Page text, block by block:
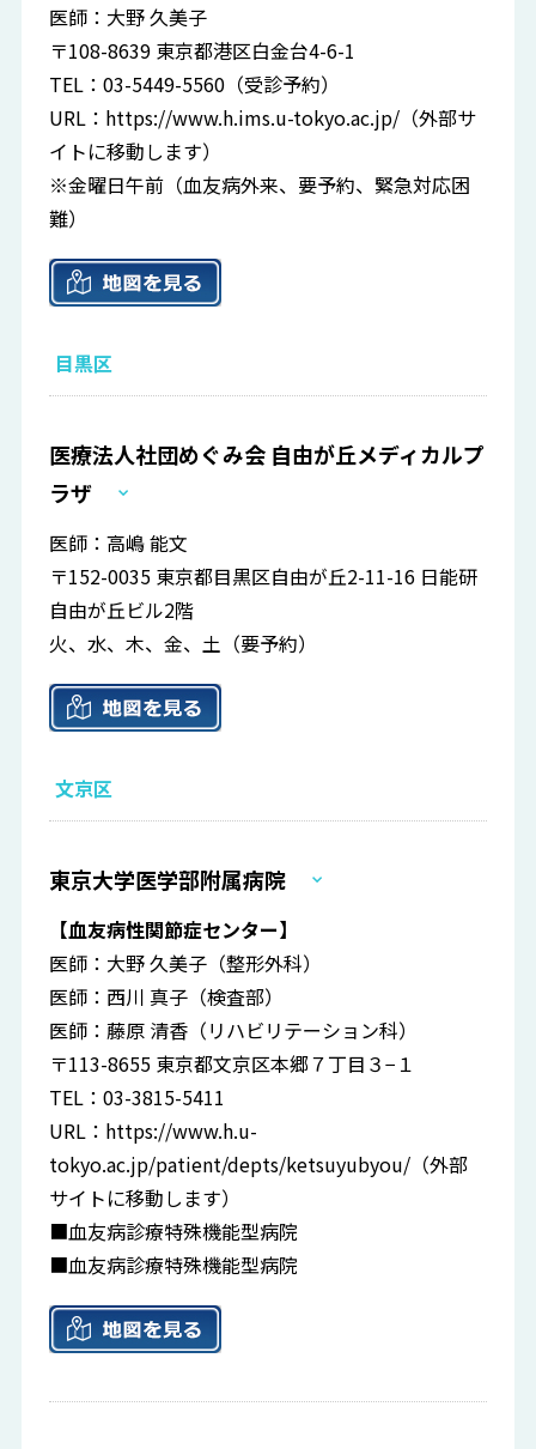
医師：大野 久美子
〒108-8639 東京都港区白金台4-6-1
TEL：03-5449-5560（受診予約）
URL： https://www.h.ims.u-tokyo.ac.jp/ （外部サ
イトに移動します）
※金曜日午前（血友病外来、要予約、緊急対応困
難）
目黒区
医療法人社団めぐみ会 自由が丘メディカルプ
ラザ
医師：高嶋 能文
〒152-0035 東京都目黒区自由が丘2-11-16 日能研
自由が丘ビル2階
火、水、木、金、土（要予約）
文京区
東京大学医学部附属病院
【血友病性関節症センター】
医師：大野 久美子（整形外科）
医師：西川 真子（検査部）
医師：藤原 清香（リハビリテーション科）
〒113-8655 東京都文京区本郷７丁目３−１
TEL：03-3815-5411
URL： https://www.h.u-
tokyo.ac.jp/patient/depts/ketsuyubyou/ （外部
サイトに移動します）
■血友病診療特殊機能型病院
■血友病診療特殊機能型病院